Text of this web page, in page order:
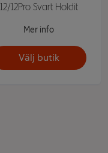
12/12Pro Svart Holdit
Mer info
Välj butik